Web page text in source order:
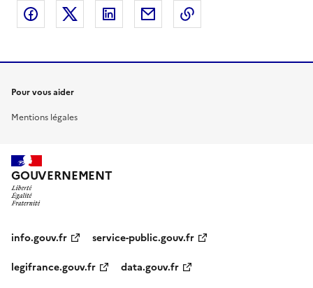
Partager sur Facebook
Partager sur XPartager sur LinkedIn
Partager par email
Pour vous aider
Mentions légales
GOUVERNEMENT
info.gouv.fr
service-public.gouv.fr
legifrance.gouv.fr
data.gouv.fr